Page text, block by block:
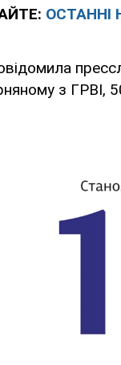
ОСТАННІ
з ГРВІ,